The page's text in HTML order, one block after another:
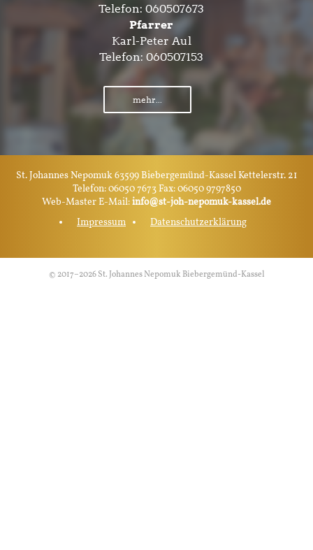
Telefon: 060507673
Pfarrer
Karl-Peter Aul
Telefon: 060507153
mehr...
St. Johannes Nepomuk 63599 Biebergemünd-Kassel Kettelerstr. 21
Telefon: 06050 7673 Fax: 06050 9797850
Web-Master E-Mail:info@st-joh-nepomuk-kassel.de
Impressum
Datenschutzerklärung
© 2017–2026 St. Johannes Nepomuk Biebergemünd-Kassel